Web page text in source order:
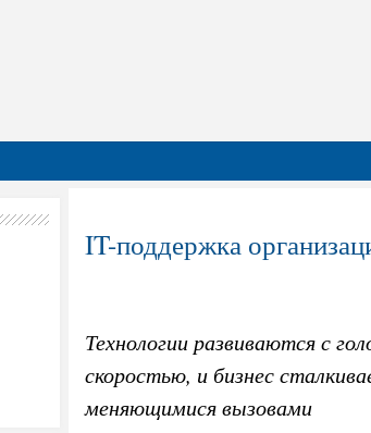
IT-поддержка
Технологии развиваются с
скоростью, и бизнес
меняющимися вызовами